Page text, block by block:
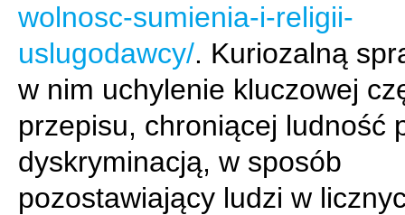
wolnosc-sumienia-i-religii-
uslugodawcy/. Kuriozalną
w nim uchylenie kluczowej
przepisu, chroniącej ludność
dyskryminacją, w sposób
pozostawiający ludzi w